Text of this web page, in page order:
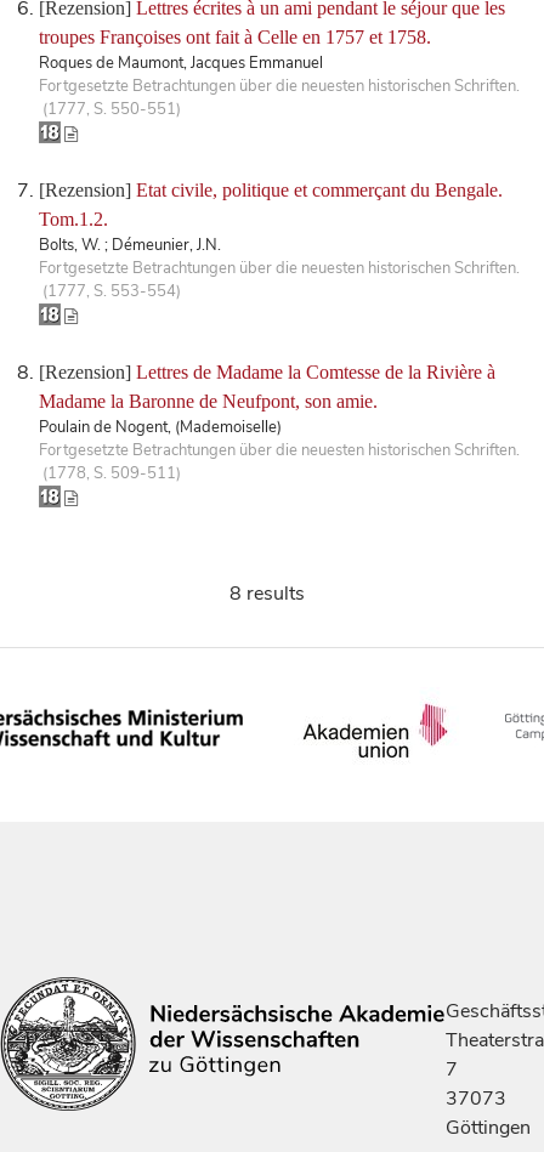
[Rezension] Lettres écrites à un ami pendant le séjour que les
troupes Françoises ont fait à Celle en 1757 et 1758.
Roques de Maumont, Jacques Emmanuel
Fortgesetzte Betrachtungen über die neuesten historischen Schriften.
(1777, S. 550-551)
[Rezension] Etat civile, politique et commerçant du Bengale.
Tom.1.2.
Bolts, W. ; Démeunier, J.N.
Fortgesetzte Betrachtungen über die neuesten historischen Schriften.
(1777, S. 553-554)
[Rezension] Lettres de Madame la Comtesse de la Rivière à
Madame la Baronne de Neufpont, son amie.
Poulain de Nogent, (Mademoiselle)
Fortgesetzte Betrachtungen über die neuesten historischen Schriften.
(1778, S. 509-511)
8 results
7
37073
Göttingen